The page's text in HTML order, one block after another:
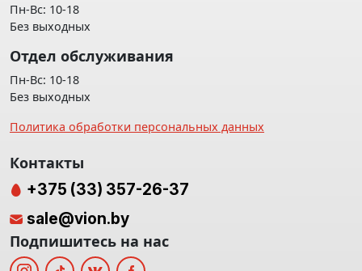
Пн-Вс: 10-18
Без выходных
Отдел обслуживания
Пн-Вс: 10-18
Без выходных
Политика обработки персональных данных
Контакты
+375 (33) 357-26-37
sale@vion.by
Подпишитесь на нас